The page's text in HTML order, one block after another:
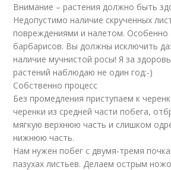
Внимание – растения должно быть
Недопустимо наличие скрученных
повреждениями и налетом. Особенно
барбарисов. Вы должны исключить
наличие мучнистой росы! Я за
растений наблюдаю не один год:-)
Собственно процесс
Без промедления приступаем к
черенки из средней части побега,
мягкую верхнюю часть и слишком
нижнюю часть.
Нам нужен побег с двумя-тремя
пазухах листьев. Делаем острым